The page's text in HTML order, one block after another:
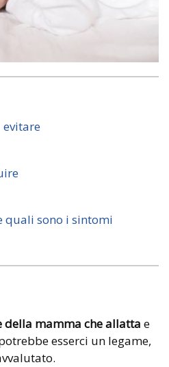
evitare
quali sono i sintomi
della mamma che allatta e
esserci un legame,